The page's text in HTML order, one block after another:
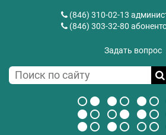
(846) 310-02-13
(846) 303-32-80
Задать вопрос